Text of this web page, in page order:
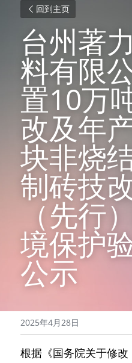
回到主页
台州著
料有限
置10万
改及年
块非烧
制砖技
（先行
境保护
公示
2025年4月28日
根据《国务院关于修